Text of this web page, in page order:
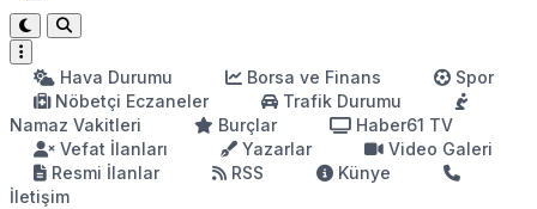
Hava Durumu Borsa ve Finans
Spor
Nöbetçi Eczaneler
Trafik Durumu
Namaz Vakitleri
Burçlar
Haber61 TV
Vefat İlanları
Yazarlar
Video Galeri
Resmi İlanlar
RSS
Künye
İletişim